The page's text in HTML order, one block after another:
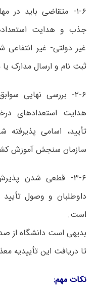
جذب و هدایت
غیر دولتی- غیر
ثبت نام و ارسال مدارک
۲-۶- بررسی نهایی
هدایت استعدادهای
تأیید، اسامی
سازمان سنجش آموزش
۳-۶- قطعی شدن
داوطلبان و وصول
است.
بدیهی است دانشگاه از
تا دریافت این تأییدیه
نکات مهم: